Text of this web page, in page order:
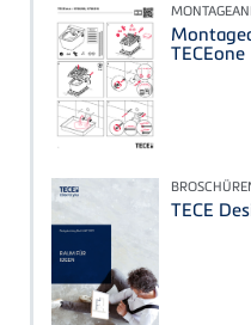
TECEone
TECE